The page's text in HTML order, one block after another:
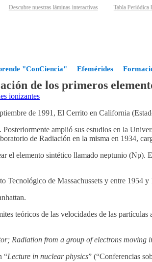
Descubre nuestras láminas interactivas Tabla Periódica
"ConCiencia" Efemérides
de los primeros
ionizantes
de 1991, El Cerrito en California
amplió sus estudios en la
de Radiación en la misma en 1934,
el elemento sintético llamado neptunio (Np).
de Massachussets y entre 1954
teóricos de las velocidades de las
Radiation from a group of electrons moving
“Lecture in nuclear physics” (“Conferencias